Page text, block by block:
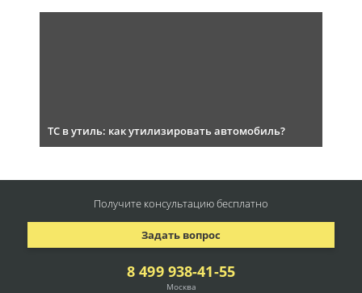
ТС в утиль: как утилизировать автомобиль?
8 499 938-41-55
Москва
Задать вопрос
Получите консультациюбесплатно